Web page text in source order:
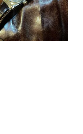
5月 8